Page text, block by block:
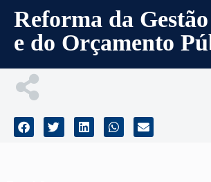
Reforma da
e do Orçamento